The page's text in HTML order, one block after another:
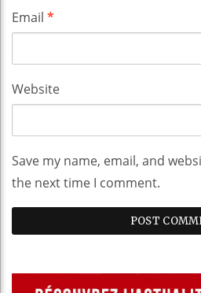
Email *
Website
Save my name, email, and
the next time I comment.